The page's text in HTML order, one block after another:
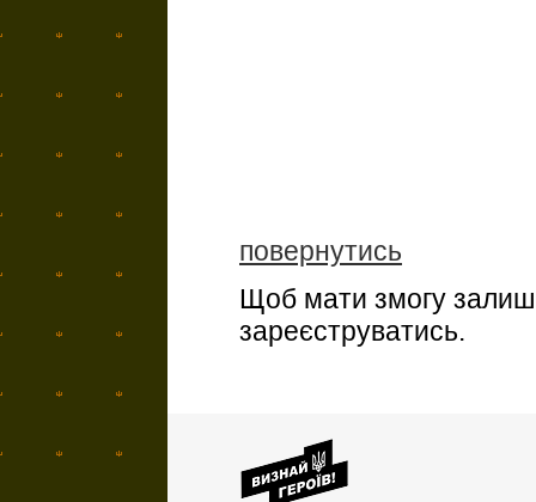
повернутись
Щоб мати змогу
зареєструватись.